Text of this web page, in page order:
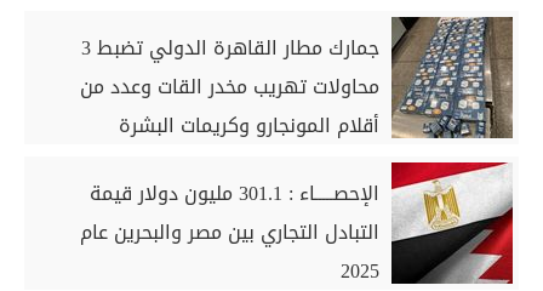
جمارك مطار القاهرة الدولي تضبط 3
محاولات تهريب مخدر القات وعدد من
أقلام المونجارو وكريمات البشرة
الإحصـــــاء : 301.1 مليون دولار قيمة
التبادل التجاري بين مصر والبحرين عام
2025